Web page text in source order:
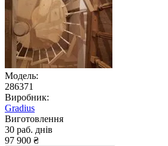
Модель:
286371
Виробник:
Gradius
Виготовлення
30 раб. днів
97 900 ₴